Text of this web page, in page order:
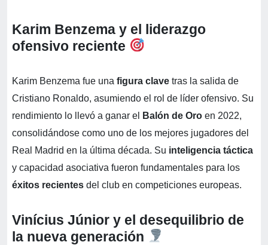
Karim Benzema y el liderazgo
ofensivo reciente
Karim Benzema fue una figura clave tras la salida de
Cristiano Ronaldo, asumiendo el rol de líder ofensivo. Su
rendimiento lo llevó a ganar el
Balón de Oro en 2022,
consolidándose como uno de los mejores jugadores del
Real Madrid en la última década. Su inteligencia táctica
y capacidad asociativa fueron fundamentales para los
éxitos recientes del club en competiciones europeas.
Vinícius Júnior y el desequilibrio de
la nueva generación